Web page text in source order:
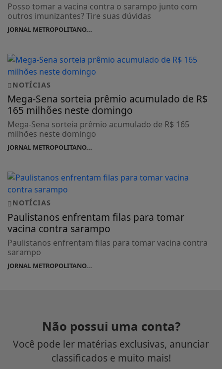
Posso tomar a vacina contra o sarampo junto com
outros imunizantes? Tire suas dúvidas
JORNAL METROPOLITANO...
NOTÍCIAS
Mega-Sena sorteia prêmio acumulado de R$
165 milhões neste domingo
Mega-Sena sorteia prêmio acumulado de R$ 165
milhões neste domingo
JORNAL METROPOLITANO...
NOTÍCIAS
Paulistanos enfrentam filas para tomar
vacina contra sarampo
Paulistanos enfrentam filas para tomar vacina contra
sarampo
JORNAL METROPOLITANO...
Não possui uma conta?
Você pode ler matérias exclusivas, anunciar
classificados e muito mais!